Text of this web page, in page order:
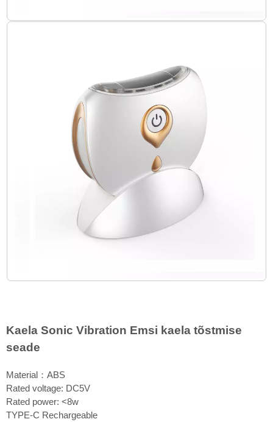
Kaela Sonic Vibration Emsi kaela tõstmise
seade
Material：ABS
Rated voltage: DC5V
Rated power: <8w
TYPE-C Rechargeable